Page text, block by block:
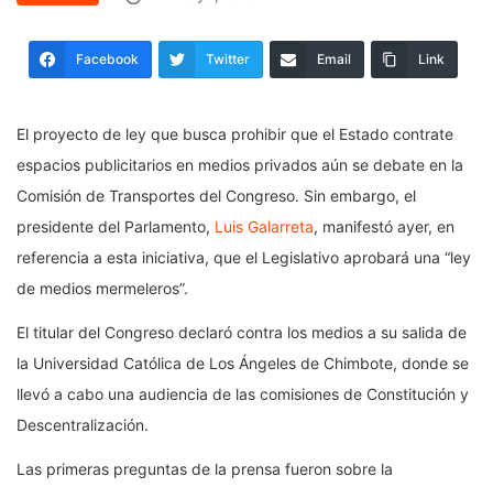
Facebook Twitter Email Link
El proyecto de ley que busca prohibir que el Estado contrate
espacios publicitarios en medios privados aún se debate en la
Comisión de Transportes del Congreso. Sin embargo, el
presidente del Parlamento, Luis Galarreta, manifestó ayer, en
referencia a esta iniciativa, que el Legislativo aprobará una “ley
de medios mermeleros”.
El titular del Congreso declaró contra los medios a su salida de
la Universidad Católica de Los Ángeles de Chimbote, donde se
llevó a cabo una audiencia de las comisiones de Constitución y
Descentralización.
Las primeras preguntas de la prensa fueron sobre la